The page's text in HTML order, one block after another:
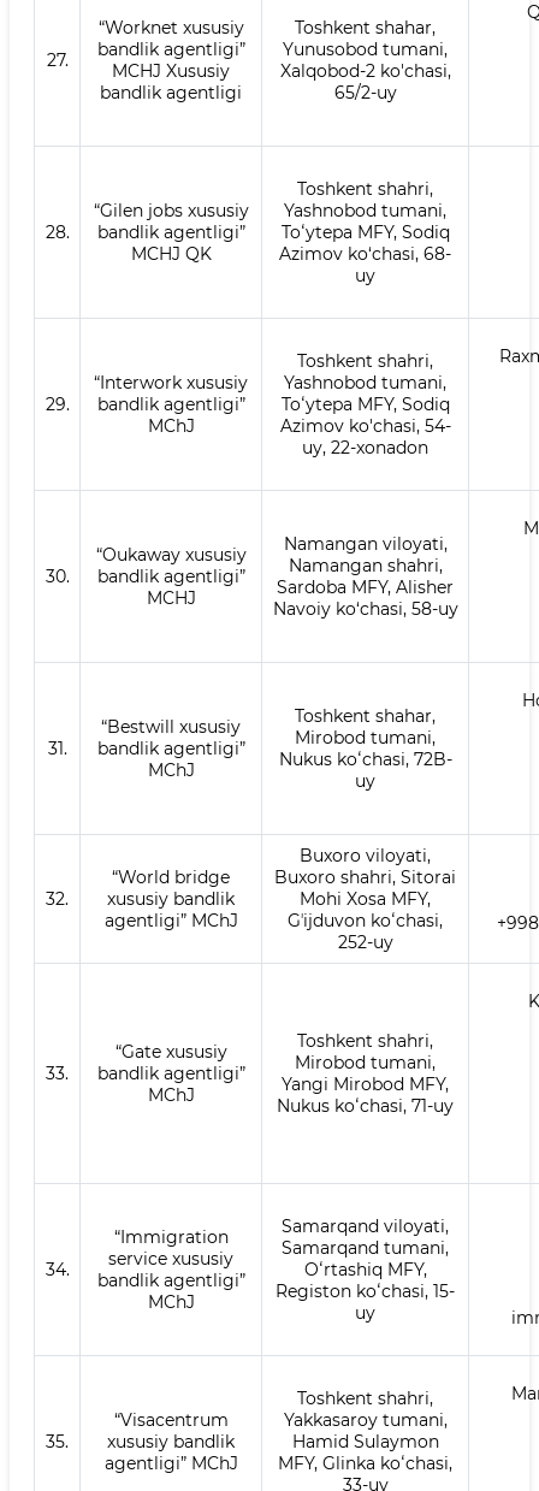
27.
“Worknet xususiy
bandlik agentligi”
MCHJ Xususiy
bandlik agentligi
Toshkent shahar,
Yunusobod tumani,
Xalqobod-2 ko'chasi,
65/2-uy
28.
“Gilen jobs xususiy
bandlik agentligi”
MCHJ QK
Toshkent shahri,
Yashnobod tumani,
Toʻytepa MFY, Sodiq
Azimov ko‘chasi, 68-
uy
29.
“Interwork xususiy
bandlik agentligi”
MChJ
Toshkent shahri,
Yashnobod tumani,
Toʻytepa MFY, Sodiq
Azimov ko'chasi, 54-
uy, 22-xonadon
30.
“Oukaway xususiy
bandlik agentligi”
MCHJ
Namangan viloyati,
Namangan shahri,
Sardoba MFY, Alisher
Navoiy ko‘chasi, 58-uy
31.
“Bestwill xususiy
bandlik agentligi”
MChJ
Toshkent shahar,
Mirobod tumani,
Nukus koʻchasi, 72B-
uy
32.
“World bridge
xususiy bandlik
agentligi” MChJ
Buxoro viloyati,
Buxoro shahri, Sitorai
Mohi Xosa MFY,
Gʼijduvon koʻchasi,
252-uy
33.
“Gate xususiy
bandlik agentligi”
MChJ
Toshkent shahri,
Mirobod tumani,
Yangi Mirobod MFY,
Nukus koʻchasi, 71-uy
34.
“Immigration
service xususiy
bandlik agentligi”
MChJ
Samarqand viloyati,
Samarqand tumani,
Oʻrtashiq MFY,
Registon koʻchasi, 15-
uy
35.
“Visacentrum
xususiy bandlik
agentligi” MChJ
Toshkent shahri,
Yakkasaroy tumani,
Hamid Sulaymon
MFY, Glinka koʻchasi,
33-uy